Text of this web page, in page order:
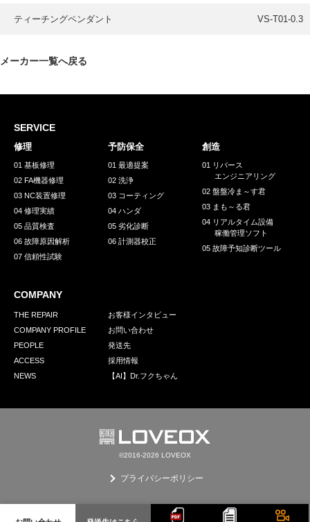
ティーチングペンダント VS-T01-0.3
メーカー一覧へ戻る
SERVICE
修理
01 基板修理
02 FA機器修理
03 NC装置修理
04 修理実績
05 品質検査
06 故障原因解析
07 信頼性試験
予防保全
01 最適提案
02 洗浄
03 コーティング
04 ハンダ
05 劣化診断
06 計測器校正
創造
01 リバース
エンジニアリング
02 盤盤冷ま～す君
03 まも～る君
04 リアルタイム設備
稼働管理ソフト
05 故障予知診断ツール
COMPANY
THE REPAIR
COMPANY PROFILE
PEOPLE
ACCESS
NEWS
お客様インタビュー
お問い合わせ
発送先
採用情報
【AI】Dr.フクちゃん
©2016-2026 LOVEOX
プライバシーポリシー